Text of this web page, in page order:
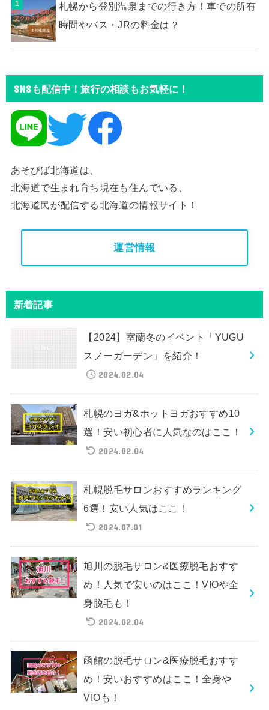
札幌から登別温泉までの行き方！車での所有
時間やバス・JRの料金は？
SNSも配信中！旅行の相談もお気軽に！
あそびば北海道は、
北海道で生まれ育ち現在も住んでいる、
北海道民が配信する北海道の情報サイト！
運営情報
新着記事
【2024】室蘭冬のイベント「YUGU
スノーガーデン」を紹介！
2024.02.04
札幌のヨガ&ホットヨガおすすめ10
選！安い初心者に人気なのはここ！
2024.02.04
札幌脱毛サロンおすすめランキング
6選！安い人気はここ！
2024.07.01
旭川の脱毛サロン&医療脱毛おすす
め！人気で安いのはここ！VIOや全
身脱毛も！
2024.02.04
函館の脱毛サロン&医療脱毛おすす
め！安いおすすめはここ！全身や
VIOも！